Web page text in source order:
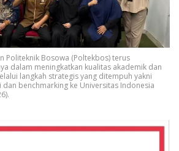
Politeknik Bosowa (Poltekbos) terus
dalam meningkatkan kualitas akademik dan
langkah strategis yang ditempuh yakni
benchmarking ke Universitas Indonesia